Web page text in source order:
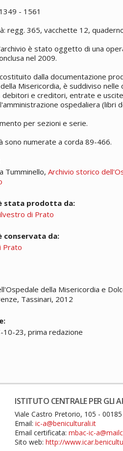
1349 - 1561
regg. 365, vacchette 12,
è stato oggetto di una
nel 2009.
dalla documentazione
Misericordia, è suddiviso
debitori e creditori, entrate e
ospedaliera (libri
per sezioni e serie.
sono numerate a corda 89-466.
Tumminello,Archivio storico
stata prodotta da:
di Prato
conservata da:
Prato
della Misericordia e
Tassinari, 2012
10-23, prima redazione
ISTITUTO CENTRALE PER GLI
Viale Castro Pretorio, 105 -
Email:ic-a@beniculturali.it
Email certificata:mbac-ic-
Sito web:http://